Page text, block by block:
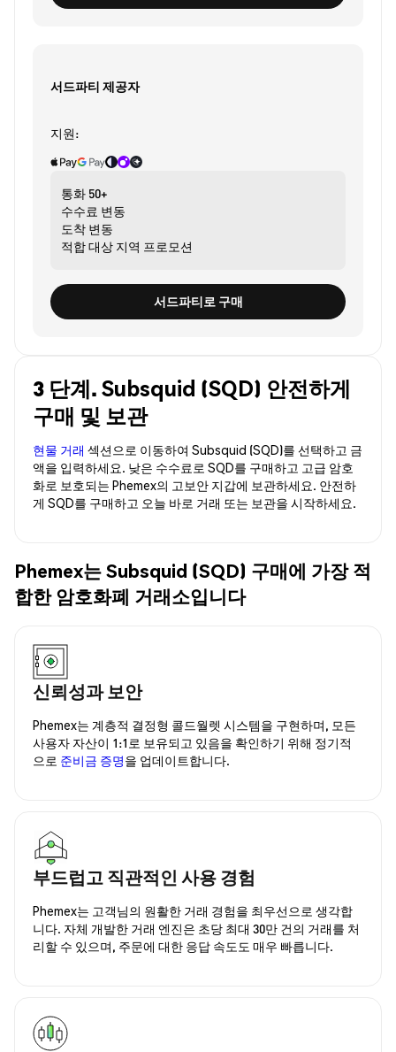
서드파티 제공자
지원:
통화 50+
수수료 변동
도착 변동
적합 대상 지역 프로모션
서드파티로 구매
3 단계. Subsquid (SQD) 안전하게
구매 및 보관
현물 거래 섹션으로 이동하여 Subsquid (SQD)를 선택하고 금
액을 입력하세요. 낮은 수수료로 SQD를 구매하고 고급 암호
화로 보호되는 Phemex의 고보안 지갑에 보관하세요. 안전하
게 SQD를 구매하고 오늘 바로 거래 또는 보관을 시작하세요.
Phemex는 Subsquid (SQD) 구매에 가장 적
합한 암호화폐 거래소입니다
신뢰성과 보안
Phemex는 계층적 결정형 콜드월렛 시스템을 구현하며, 모든
사용자 자산이 1:1로 보유되고 있음을 확인하기 위해 정기적
으로 준비금 증명을 업데이트합니다.
부드럽고 직관적인 사용 경험
Phemex는 고객님의 원활한 거래 경험을 최우선으로 생각합
니다. 자체 개발한 거래 엔진은 초당 최대 30만 건의 거래를 처
리할 수 있으며, 주문에 대한 응답 속도도 매우 빠릅니다.